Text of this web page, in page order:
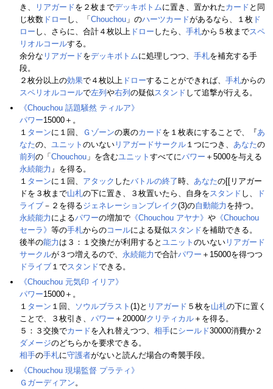
き、
リアガードを２枚までデッキボトムに置き、置かれたカード と同
じ枚数 ドロー し、「 Chouchou 」のハーツカードがあるなら、１枚 ド
ロー し、さらに、合計４枚以上 ドロー したら、 手札から５枚までスペ
リオルコールする。
余分な リアガードをデッキボトムに処理しつつ、 手札を補充する手
段。
２枚分以上の効果で４枚以上 ドローすることができれば、 手札からの
スペリオルコールで左列 や右列 の疑似 スタンド して追撃が行える。
《Chouchou 話題騒然 ティルア》
パワー15000＋。
１ ターンに１回、 Ｇゾーンの裏のカードを１枚表にすることで、『あ
なたの、 ユニット のいない リアガードサークル １つにつき、 あなたの
前列 の「 Chouchou 」を含むユニット すべてにパワー ＋5000を与える
永続能力 』を得る。
１ ターンに１回、 アタック したバトルの終了時、 あなたの[[リアガー
ドを３枚まで山札の下に置き、３枚置いたら、自身を スタンド し、
ド
ライブ －２を得るジェネレーションブレイク(3)の自動能力 を持つ。
永続能力 によるパワーの増加で 《Chouchou アヤナ》 や 《Chouchou
セーラ》 等の手札からのコールによる疑似 スタンドを補助できる。
後半の能力 は３：１交換だが利用すると ユニット のいない リアガード
サークルが３つ増えるので、 永続能力で合計パワー ＋15000を得つつ
ドライブ １でスタンドできる。
《Chouchou 元気印 イリア》
パワー15000＋。
１ ターン １回、 ソウルブラスト (1)と リアガード ５枚を山札の下に置く
ことで、３枚引き、 パワー ＋20000/クリティカル ＋を得る。
５：３交換でカードを入れ替えつつ、 相手にシールド30000消費か２
ダメージのどちらかを要求できる。
相手の手札に守護者がないと読んだ場合の奇襲手段。
《Chouchou 現場監督 プラティ》
Ｇガーディアン 。